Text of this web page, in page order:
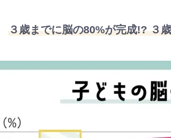
３歳までに脳の80%が完成!? ３